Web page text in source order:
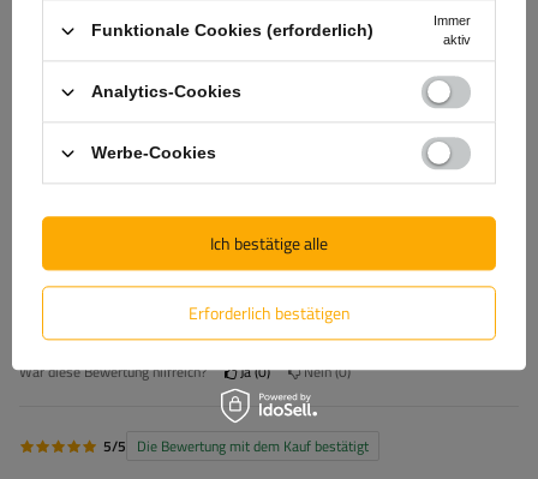
2
(0)
(0)
gute Qualität, immer wieder
Hannes, Gratkorn
War diese Bewertung hilfreich? Ja0 Nein0
5/5 Die Bewertung mit dem Kauf bestätigt
Funktionale Cookies (erforderlich)
Immer
aktiv
Analytics-Cookies
Werbe-Cookies
Erforderlich bestätigen
Ich bestätige alle